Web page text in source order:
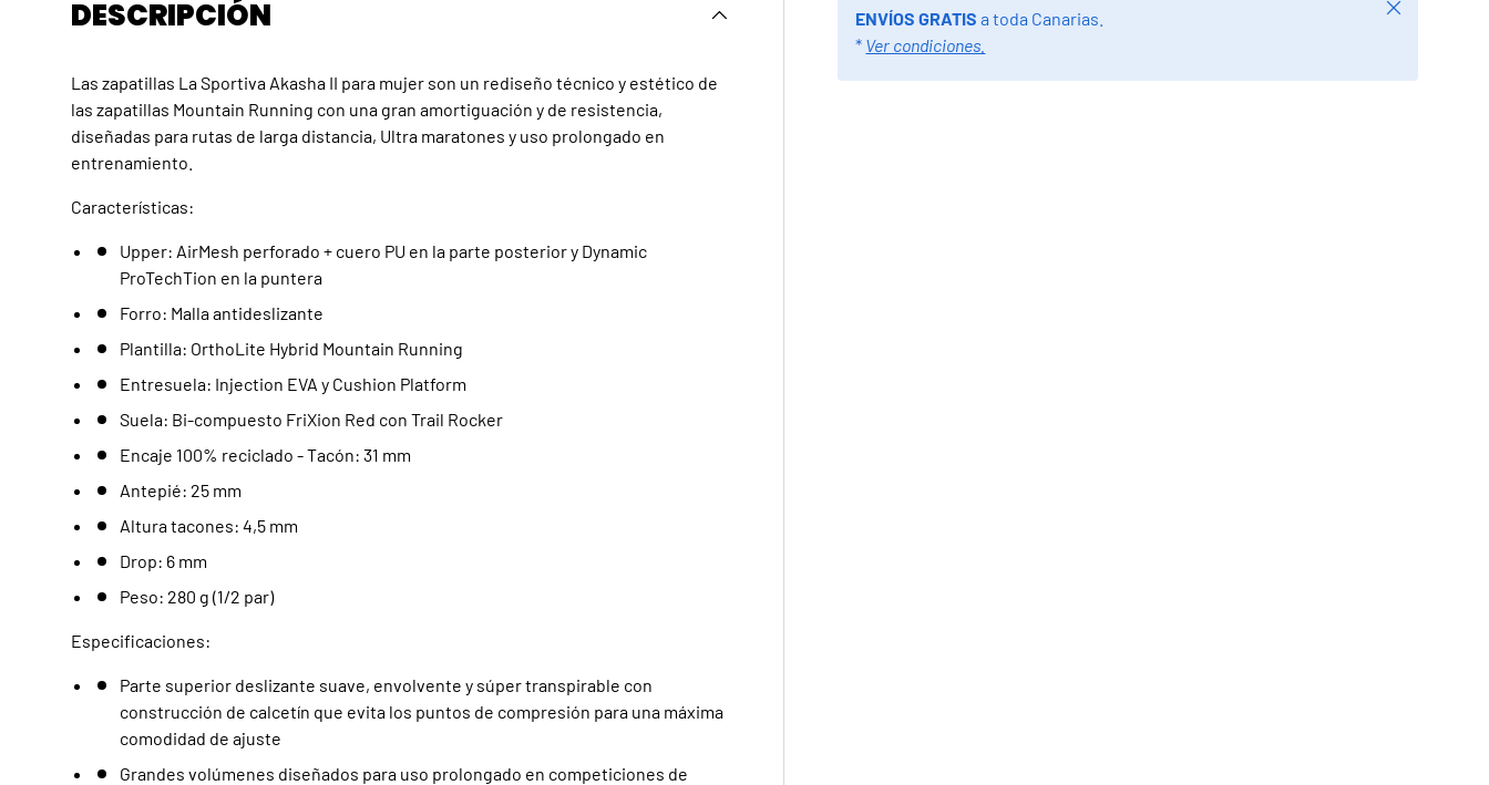
ENVÍOS GRATISa toda Canarias.
* Ver condiciones.
Cerrar
DESCRIPCIÓN
Las zapatillas La Sportiva Akasha II para mujer son un rediseño técnico y estético de
las zapatillas Mountain Running con una gran amortiguación y de resistencia,
diseñadas para rutas de larga distancia, Ultra maratones y uso prolongado en
entrenamiento.
Características:
Upper: AirMesh perforado + cuero PU en la parte posterior y Dynamic
ProTechTion en la puntera
Forro: Malla antideslizante
Plantilla: OrthoLite Hybrid Mountain Running
Entresuela: Injection EVA y Cushion Platform
Suela: Bi-compuesto FriXion Red con Trail Rocker
Encaje 100% reciclado - Tacón: 31 mm
Antepié: 25 mm
Altura tacones: 4,5 mm
Drop: 6 mm
Peso: 280 g (1/2 par)
Especificaciones:
Parte superior deslizante suave, envolvente y súper transpirable con
construcción de calcetín que evita los puntos de compresión para una máxima
comodidad de ajuste
Grandes volúmenes diseñados para uso prolongado en competiciones de